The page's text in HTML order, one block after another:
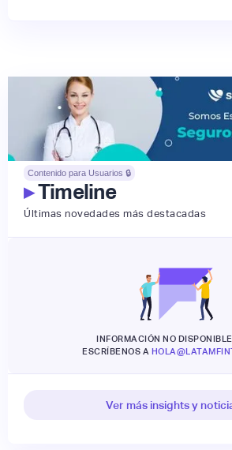
Contenido para Usuarios 🔒
▸Timeline
Últimas novedades más destacadas
INFORMACIÓN NO
ESCRÍBENOS A
Ver más insights y